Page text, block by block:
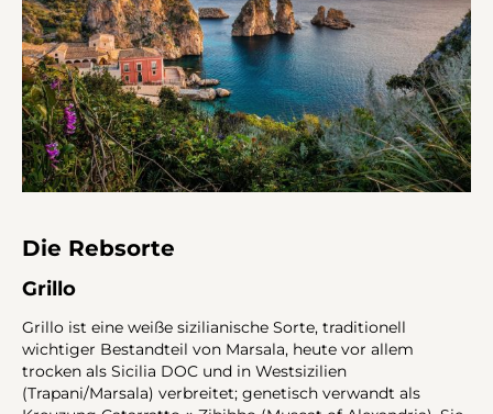
Die Rebsorte
Grillo
Grillo ist eine weiße sizilianische Sorte, traditionell
wichtiger Bestandteil von Marsala, heute vor allem
trocken als Sicilia DOC und in Westsizilien
(Trapani/Marsala) verbreitet; genetisch verwandt als